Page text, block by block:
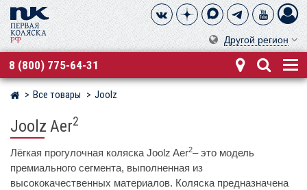
Другой регион
8 (800) 775-64-31
Магазин детских колясок
Все товары Joolz
Joolz Aer2
Лёгкая прогулочная коляска Joolz Aer2– это модель
премиального сегмента, выполненная из
высококачественных материалов. Коляска предназначена